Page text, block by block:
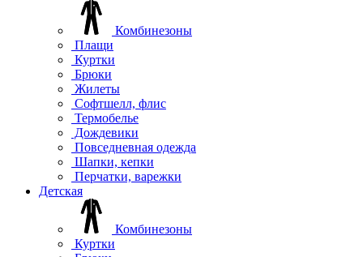
Комбинезоны
Плащи
Куртки
Брюки
Жилеты
Софтшелл, флис
Термобелье
Дождевики
Повседневная одежда
Шапки, кепки
Перчатки, варежки
Детская
Комбинезоны
Куртки